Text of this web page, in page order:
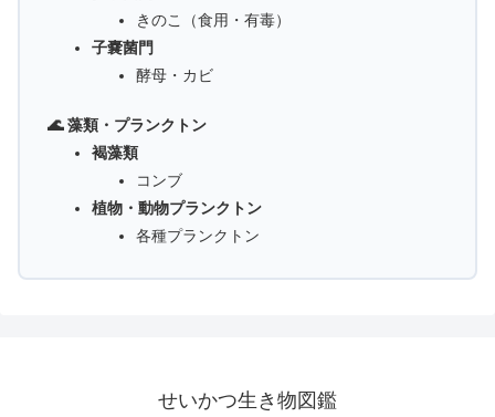
きのこ（食用・有毒）
子嚢菌門
酵母・カビ
🌊 藻類・プランクトン
褐藻類
コンブ
植物・動物プランクトン
各種プランクトン
せいかつ生き物図鑑